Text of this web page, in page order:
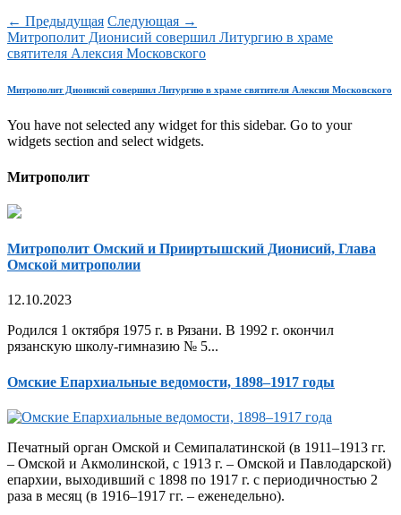
← Предыдущая Следующая →
Митрополит Дионисий совершил Литургию в храме
святителя Алексия Московского
Митрополит Дионисий совершил Литургию в храме святителя Алексия Московского
You have not selected any widget for this sidebar. Go to your
widgets section and select widgets.
Митрополит
Митрополит Омский и Прииртышский Дионисий, Глава
Омской митрополии
12.10.2023
Родился 1 октября 1975 г. в Рязани. В 1992 г. окончил
рязанскую школу-гимназию № 5...
Омские Епархиальные ведомости, 1898–1917 годы
Печатный орган Омской и Семипалатинской (в 1911–1913 гг.
– Омской и Акмолинской, с 1913 г. – Омской и Павлодарской)
епархии, выходивший с 1898 по 1917 г. с периодичностью 2
раза в месяц (в 1916–1917 гг. – еженедельно).